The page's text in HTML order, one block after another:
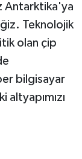
Antarktika'ya
Teknolojik
olan çip
bilgisayar
altyapımızı